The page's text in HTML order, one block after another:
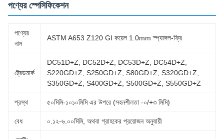
পণ্যের স্পেসিফিকেশন
পণ্যের
নাম
ASTM A653 Z120 GI কয়েল 1.0mm স্প্যাঙ্গল-ফ্রি
ট্রেডমার্ক
DC51D+Z, DC52D+Z, DC53D+Z, DC54D+Z,
S220GD+Z, S250GD+Z, S80GD+Z, S320GD+Z,
S350GD+Z, S400GD+Z, S500GD+Z, S550GD+Z
প্রস্থ ৫০মিমি-১০১০মিমি এর উপরে (সহনশীলতা -০/+৩ মিমি)
বেধ ০.১২-৬.০০মিমি, অথবা গ্রাহকের প্রয়োজন অনুযায়ী